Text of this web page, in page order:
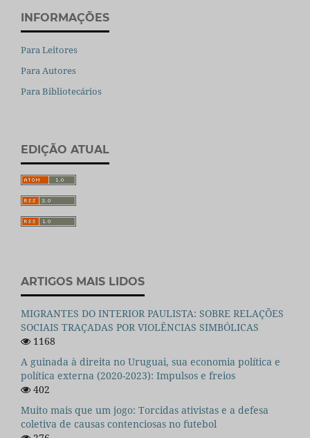
INFORMAÇÕES
Para Leitores
Para Autores
Para Bibliotecários
EDIÇÃO ATUAL
ARTIGOS MAIS LIDOS
MIGRANTES DO INTERIOR PAULISTA: SOBRE RELAÇÕES
SOCIAIS TRAÇADAS POR VIOLÊNCIAS SIMBÓLICAS
1168
A guinada à direita no Uruguai, sua economia política e
política externa (2020-2023): Impulsos e freios
402
Muito mais que um jogo: Torcidas ativistas e a defesa
coletiva de causas contenciosas no futebol